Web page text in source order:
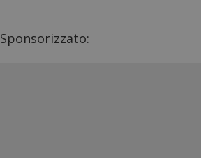
Sponsorizzato: